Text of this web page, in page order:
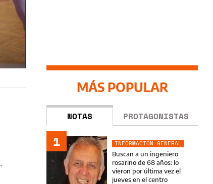
MÁS POPULAR
NOTAS PROTAGONISTAS
1
INFORMACIÓN GENERAL
Buscan a un ingeniero
rosarino de 68 años: lo
vieron por última vez el
jueves en el centro